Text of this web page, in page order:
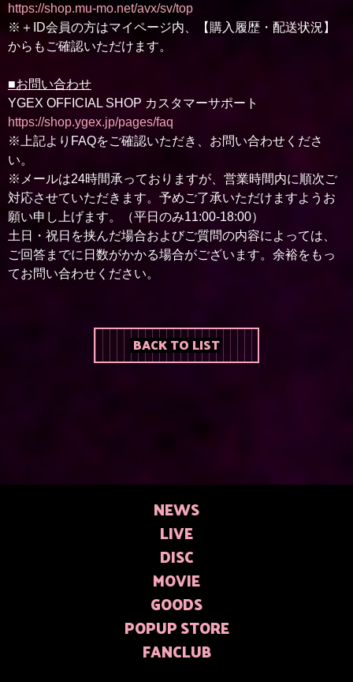
https://shop.mu-mo.net/avx/sv/top
※＋ID会員の方はマイページ内、【購入履歴・配送状況】
からもご確認いただけます。
■お問い合わせ
YGEX OFFICIAL SHOP カスタマーサポート
https://shop.ygex.jp/pages/faq
※上記よりFAQをご確認いただき、お問い合わせくださ
い。
※メールは24時間承っておりますが、営業時間内に順次ご
対応させていただきます。予めご了承いただけますようお
願い申し上げます。（平日のみ11:00-18:00）
土日・祝日を挟んだ場合およびご質問の内容によっては、
ご回答までに日数がかかる場合がございます。余裕をもっ
てお問い合わせください。
BACK TO LIST
NEWS
LIVE
DISC
MOVIE
GOODS
POPUP STORE
FANCLUB